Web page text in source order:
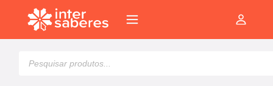
produtos